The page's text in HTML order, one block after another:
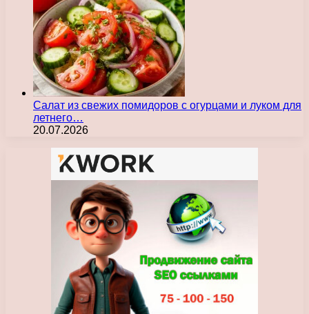
Салат из свежих помидоров с огурцами и луком для
летнего…
20.07.2026